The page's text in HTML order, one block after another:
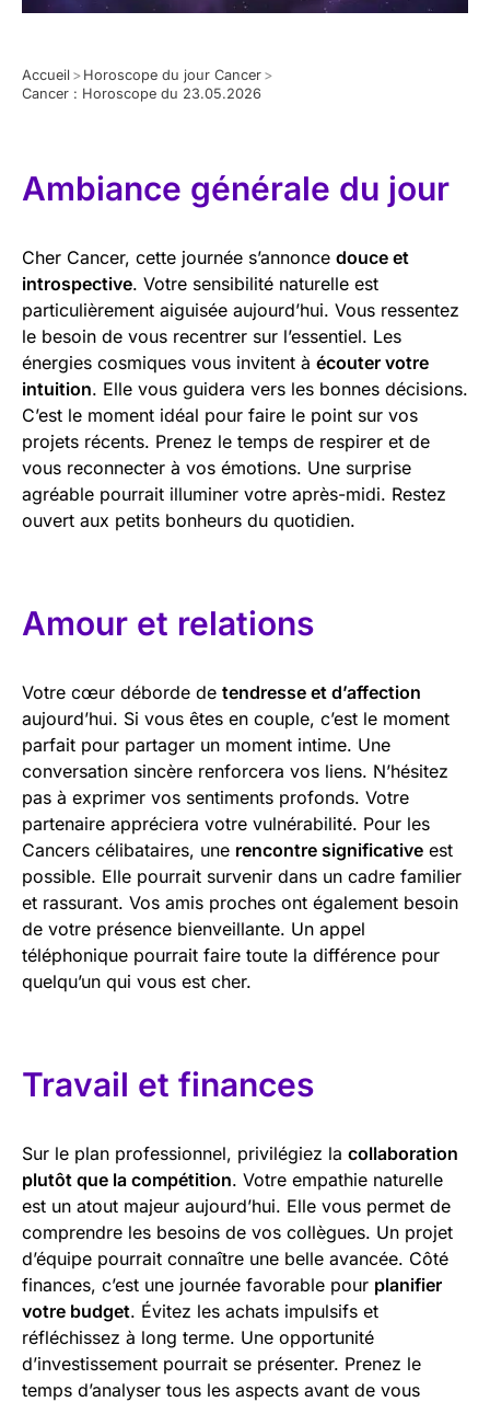
Accueil > Horoscope du jour Cancer >
Cancer : Horoscope du 23.05.2026
Ambiance générale du jour
Cher Cancer, cette journée s’annonce douce et
introspective. Votre sensibilité naturelle est
particulièrement aiguisée aujourd’hui. Vous ressentez
le besoin de vous recentrer sur l’essentiel. Les
énergies cosmiques vous invitent à écouter votre
intuition. Elle vous guidera vers les bonnes décisions.
C’est le moment idéal pour faire le point sur vos
projets récents. Prenez le temps de respirer et de
vous reconnecter à vos émotions. Une surprise
agréable pourrait illuminer votre après-midi. Restez
ouvert aux petits bonheurs du quotidien.
Amour et relations
Votre cœur déborde de tendresse et d’affection
aujourd’hui. Si vous êtes en couple, c’est le moment
parfait pour partager un moment intime. Une
conversation sincère renforcera vos liens. N’hésitez
pas à exprimer vos sentiments profonds. Votre
partenaire appréciera votre vulnérabilité. Pour les
Cancers célibataires, une rencontre significative est
possible. Elle pourrait survenir dans un cadre familier
et rassurant. Vos amis proches ont également besoin
de votre présence bienveillante. Un appel
téléphonique pourrait faire toute la différence pour
quelqu’un qui vous est cher.
Travail et finances
Sur le plan professionnel, privilégiez la collaboration
plutôt que la compétition. Votre empathie naturelle
est un atout majeur aujourd’hui. Elle vous permet de
comprendre les besoins de vos collègues. Un projet
d’équipe pourrait connaître une belle avancée. Côté
finances, c’est une journée favorable pour planifier
votre budget. Évitez les achats impulsifs et
réfléchissez à long terme. Une opportunité
d’investissement pourrait se présenter. Prenez le
temps d’analyser tous les aspects avant de vous